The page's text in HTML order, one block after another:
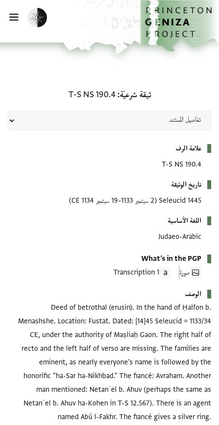
إلى المحتوى الرئيسي
الرئيسية
تفعيل الوضع المظلم
ثيقة شرعيّة T-S NS 190.4
علامة الرف
T-S NS 190.4
تاريخ الوثيقة
1445 Seleucid
(2 سبتمبر 1133–19 سبتمبر 1134 CE)
اللغة الأساسية
Judaeo-Arabic
What's in the PGP
صورة
1 Transcription
الوصف
Deed of betrothal (erusin). In the hand of Ḥalfon b.
Menashshe. Location: Fustat. Dated: [14]45 Seleucid = 1133/34
CE, under the authority of Maṣliaḥ Gaon. The right half of
recto and the left half of verso are missing. The families are
eminent, as nearly everyone's name is followed by the
honorific "ha-Sar ha-Nikhbad." The fiancé: Avraham. Another
man mentioned: Netanʾel b. Ahuv (perhaps the same as
Netanʾel b. Ahuv ha-Kohen in T-S 12.567). There is an agent
named Abū l-Fakhr. The fiancé gives a silver ring.